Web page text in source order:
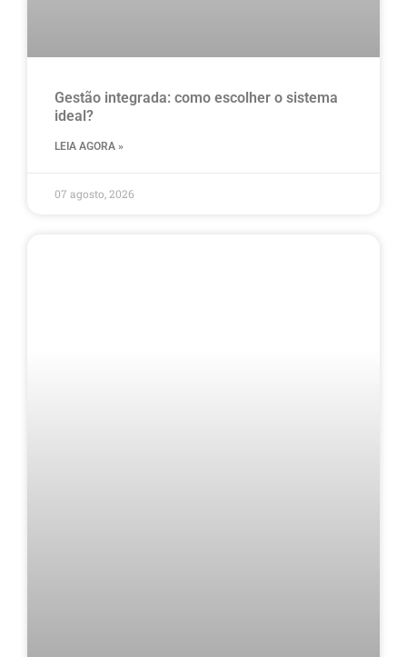
Gestão integrada: como escolher o sistema
ideal?
LEIA AGORA »
07 agosto, 2026